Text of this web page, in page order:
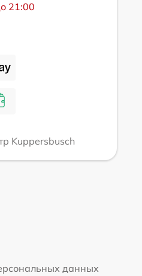
21:00
Kuppersbusch
данных